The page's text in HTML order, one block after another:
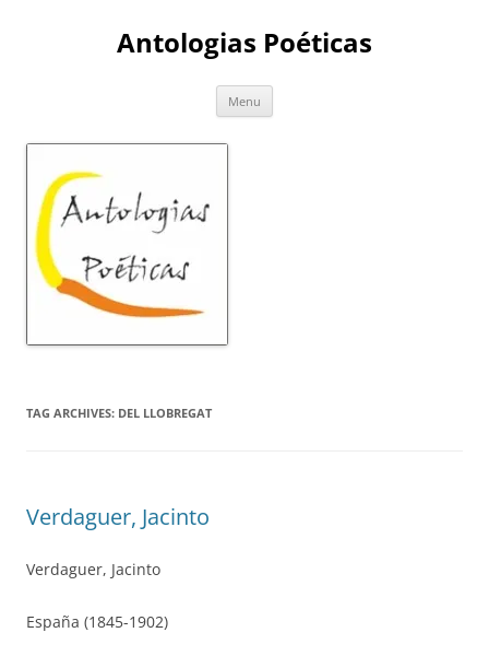
Antologias Poéticas
Menu
TAG ARCHIVES: DEL LLOBREGAT
Verdaguer, Jacinto
Verdaguer, Jacinto
España (1845-1902)